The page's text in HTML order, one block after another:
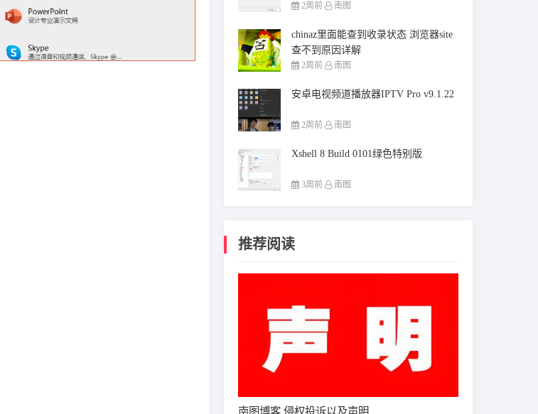
2周前 南图
chinaz里面能查到收录状态 浏览器site
查不到原因详解
2周前 南图
安卓电视频道播放器IPTV Pro v9.1.22
2周前 南图
Xshell 8 Build 0101绿色特别版
3周前 南图
推荐阅读
南图博客 侵权投诉以及声明